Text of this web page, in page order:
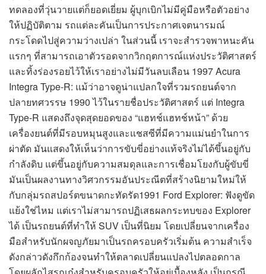
ทดลองที่วุ่นวายแต่ก็ยอดเยี่ยม ผู้บุกเบิกไม่มีคู่มือหรือตัวอย่าง
ให้ปฏิบัติตาม รถแต่ละคันเป็นการประกาศเจตนารมณ์
กระโดดไปสู่ความว่างเปล่า ในส่วนนี้ เราจะสำรวจพาหนะคัน
แรกๆ ที่สามารถเอาตัวรอดจากวิกฤตการณ์แห่งประวัติศาสตร์
และทิ้งร่องรอยไว้ให้เราอย่างไม่มีวันลบเลือน 1997 Acura
Integra Type-R: แม้ว่าอาจดูน่าแปลกใจที่รวมรถยนต์จาก
ปลายทศวรรษ 1990 ไว้ในรายชื่อประวัติศาสตร์ แต่ Integra
Type-R แสดงถึงจุดสุดยอดของ “แฮทช์แฮทช์หน้า” ด้วย
เครื่องยนต์ที่มีรอบหมุนสูงและแชสซีที่มีความแม่นยำในการ
ผ่าตัด มันแสดงให้เห็นว่าการขับขี่อย่างแท้จริงไม่ได้ขึ้นอยู่กับ
กำลังดิบ แต่ขึ้นอยู่กับความสมดุลและการเชื่อมโยงกับผู้ขับขี่
มันเป็นผลงานทางวิศวกรรมอันประณีตที่สร้างนิยามใหม่ให้
กับกลุ่มรถสปอร์ตขนาดกะทัดรัด1991 Ford Explorer: ฟังดูขัด
แย้งใช่ไหม แต่เราไม่สามารถปฏิเสธผลกระทบของ Explorer
ได้ เป็นรถยนต์ที่ทำให้ SUV เป็นที่นิยม โดยเปลี่ยนจากเครื่อง
มือสำหรับนักผจญภัยมาเป็นรถครอบครัวเริ่มต้น ความสำเร็จ
ดังกล่าวดังกึกก้องจนทำให้ตลาดเปลี่ยนแปลงไปตลอดกาล